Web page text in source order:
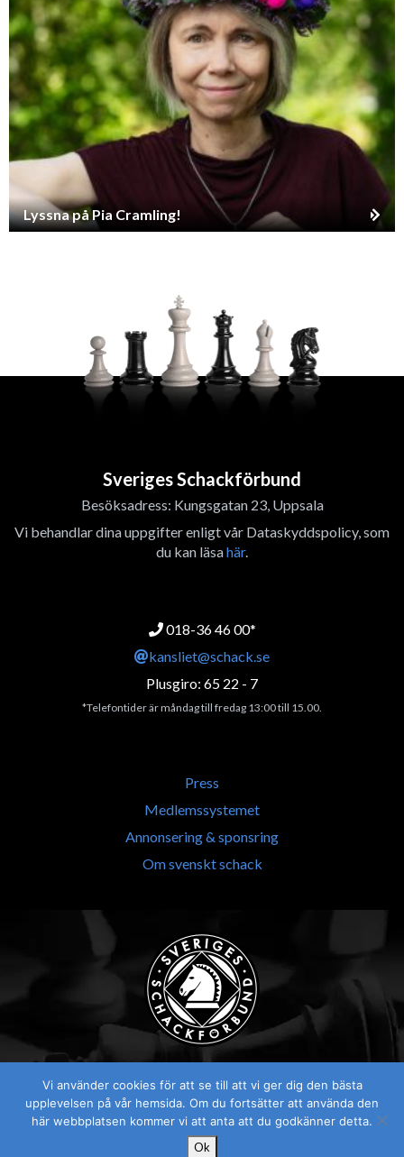
Lyssna på Pia Cramling!
Sveriges Schackförbund
Besöksadress: Kungsgatan 23, Uppsala
Vi behandlar dina uppgifter enligt vår Dataskyddspolicy, som
du kan läsahär.
018-36 46 00*
kansliet@schack.se
Plusgiro: 65 22 - 7
*Telefontider är måndag till fredag 13:00 till 15.00.
Press
Medlemssystemet
Annonsering & sponsring
Om svenskt schack
Vi använder cookies för att se till att vi ger dig den bästa
upplevelsen på vår hemsida. Om du fortsätter att använda den
här webbplatsen kommer vi att anta att du godkänner detta.
Ok